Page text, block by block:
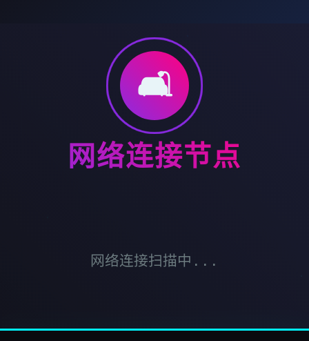
🛋️
网络连接节点
网络连接扫描中...